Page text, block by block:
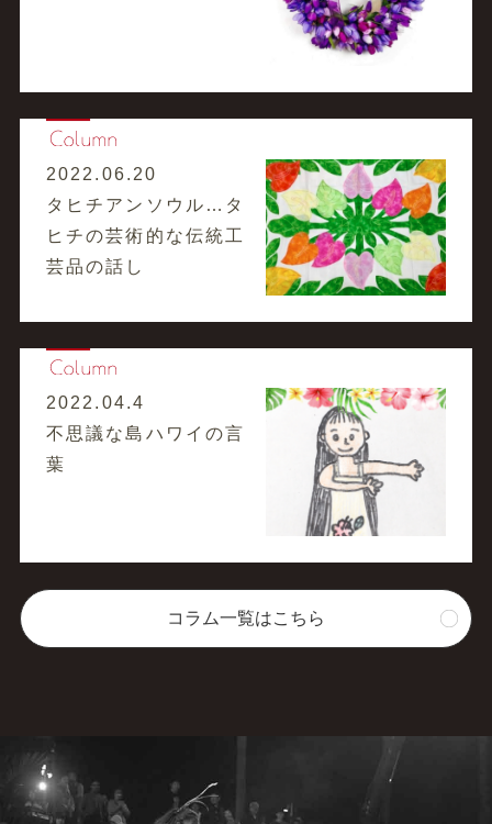
2022.06.20
タヒチアンソウル…タ
ヒチの芸術的な伝統工
芸品の話し
2022.04.4
不思議な島ハワイの言
葉
コラム一覧はこちら